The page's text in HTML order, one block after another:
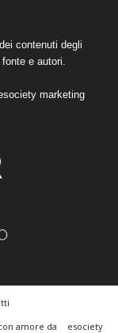
contenuti degli
e autori.
marketing
amore da
esociety